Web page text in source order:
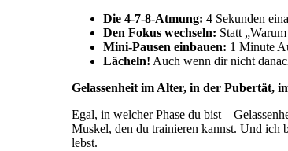
Die 4-7-8-Atmung: 4 Sekunden
Den Fokus wechseln: Statt
Mini-Pausen einbauen: 1 Minute
Lächeln! Auch wenn dir nicht
Gelassenheit im Alter, in der Pubertät,
Egal, in welcher Phase du bist –
Muskel, den du trainieren kannst. Und ich
lebst.